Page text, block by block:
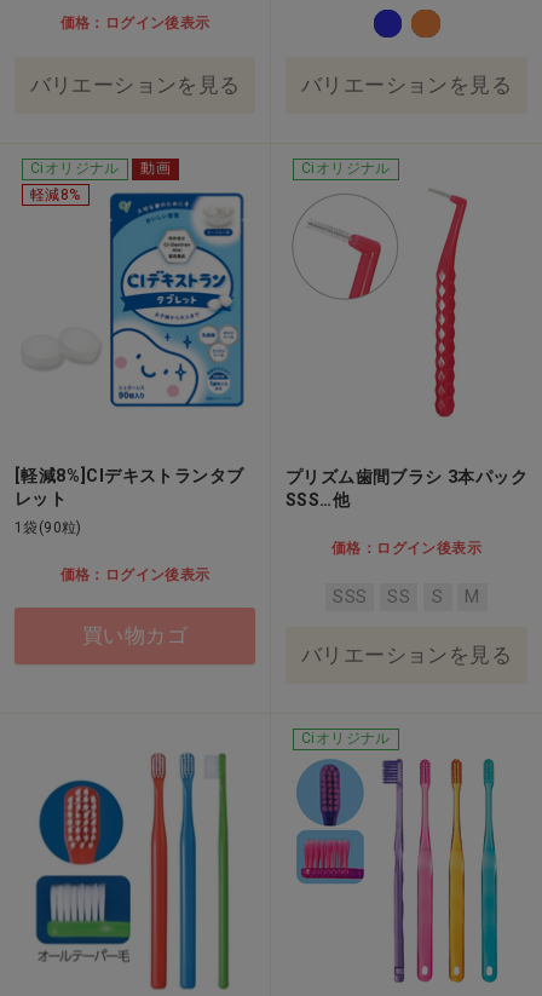
価格：ログイン後表示
バリエーションを見る バリエーションを見る
Ciオリジナル
動画
軽減8%
[軽減8%]CIデキストランタブ
レット
1袋(90粒)
価格：ログイン後表示
買い物カゴ
Ciオリジナル
プリズム歯間ブラシ 3本パック
SSS…他
価格：ログイン後表示
SSS SS S M
バリエーションを見る
Ciオリジナル